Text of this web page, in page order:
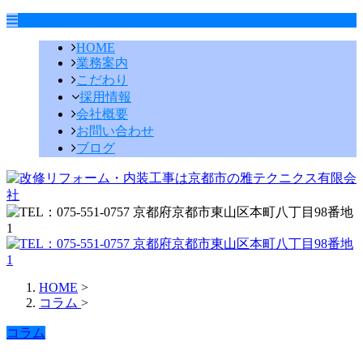
HOME
業務案内
こだわり
採用情報
会社概要
お問い合わせ
ブログ
HOME >
コラム >
コラム